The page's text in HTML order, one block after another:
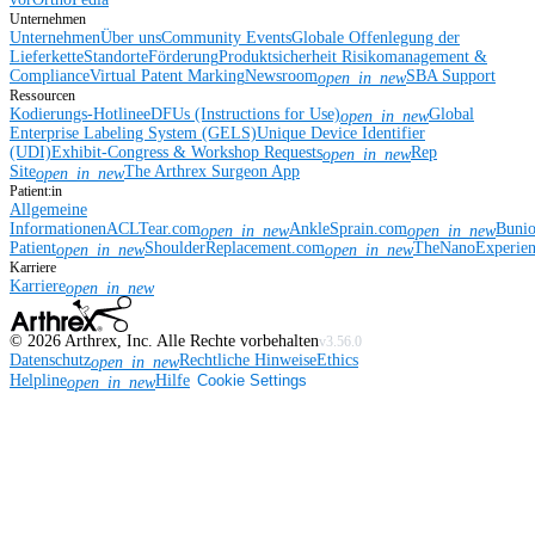
Unternehmen
UnternehmenÜber unsCommunity EventsGlobale Offenlegung der
LieferketteStandorteFörderungProduktsicherheit Risikomanagement &
ComplianceVirtual Patent MarkingNewsroomopen_in_newSBA Support
Ressourcen
Kodierungs-HotlineeDFUs (Instructions for Use)open_in_newGlobal
Enterprise Labeling System (GELS)Unique Device Identifier
(UDI)Exhibit-Congress & Workshop Requestsopen_in_newRep
Siteopen_in_newThe Arthrex Surgeon App
Patient:in
Allgemeine
InformationenACLTear.comopen_in_newAnkleSprain.comopen_in_new
Patientopen_in_newShoulderReplacement.comopen_in_new
Karriere
Karriereopen_in_new
© 2026 Arthrex, Inc. Alle Rechte vorbehaltenv3.56.0
Datenschutzopen_in_newRechtliche HinweiseEthics
Helplineopen_in_newHilfe Cookie Settings